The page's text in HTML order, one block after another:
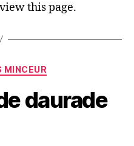
this page.
MINCEUR
daurade